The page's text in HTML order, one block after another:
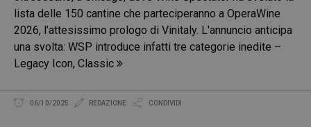
lista delle 150 cantine che parteciperanno a OperaWine
2026, l’attesissimo prologo di Vinitaly. L'annuncio anticipa
una svolta: WSP introduce infatti tre categorie inedite –
Legacy Icon, Classic
06/10/2025 REDAZIONE CONDIVIDI